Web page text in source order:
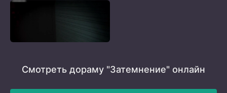
Смотреть дораму "Затемнение" онлайн